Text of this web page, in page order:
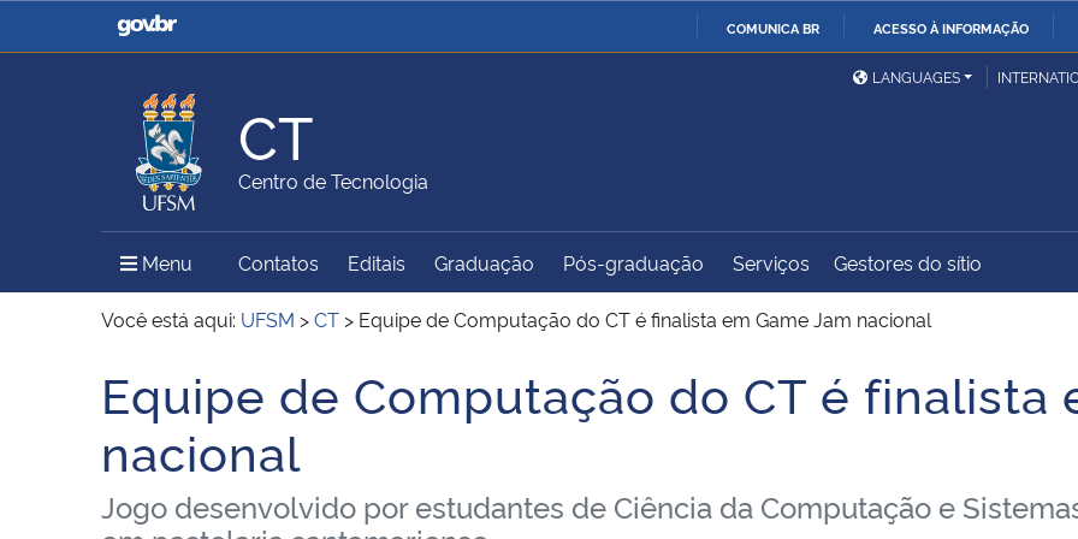
COMUNICA BR ACESSO À INFORMAÇÃO
Casa Civil
Ministério da Justiça e
Ministério da Defesa
Ministério das Relações
Exteriores
Ministério da Agricultura,
Pecuária e Abastecimento
Ministério do Meio Ambiente Ministério do Turismo
Ministério do
Desenvolvimento Regional
Controladoria-Geral da
União
Secretaria de Governo
Gabinete de Segurança
Advocacia-Geral da União Banco Central do Brasil
LANGUAGES
CT
Centro de Tecnologia
Menu Menu Principal do Sítio
Contatos Editais Graduação Pós-graduação Serviços Gestores do sítio
Você está aqui: UFSM >CT > Equipe de Computação do CT é finalista em Game Jam nacional
Início do conteúdo
Equipe de Computação do CT é finalista
nacional
Jogo desenvolvido por estudantes de Ciência da Computação e